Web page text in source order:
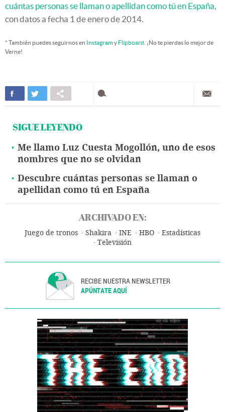
cuántas personas se llaman o apellidan como tú en España,
con datos a fecha 1 de enero de 2014.
* También puedes seguirnos en Instagramy Flipboard . ¡No te pierdas lo mejor de
Verne!
SIGUE LEYENDO
Me llamo Luz Cuesta Mogollón, uno de esos
nombres que no se olvidan
Descubre cuántas personas se llaman o
apellidan como tú en España
ARCHIVADO EN:
Juego de tronos Shakira INE HBO
Estadísticas
Televisión
RECIBE NUESTRA NEWSLETTER
APÚNTATE AQUÍ